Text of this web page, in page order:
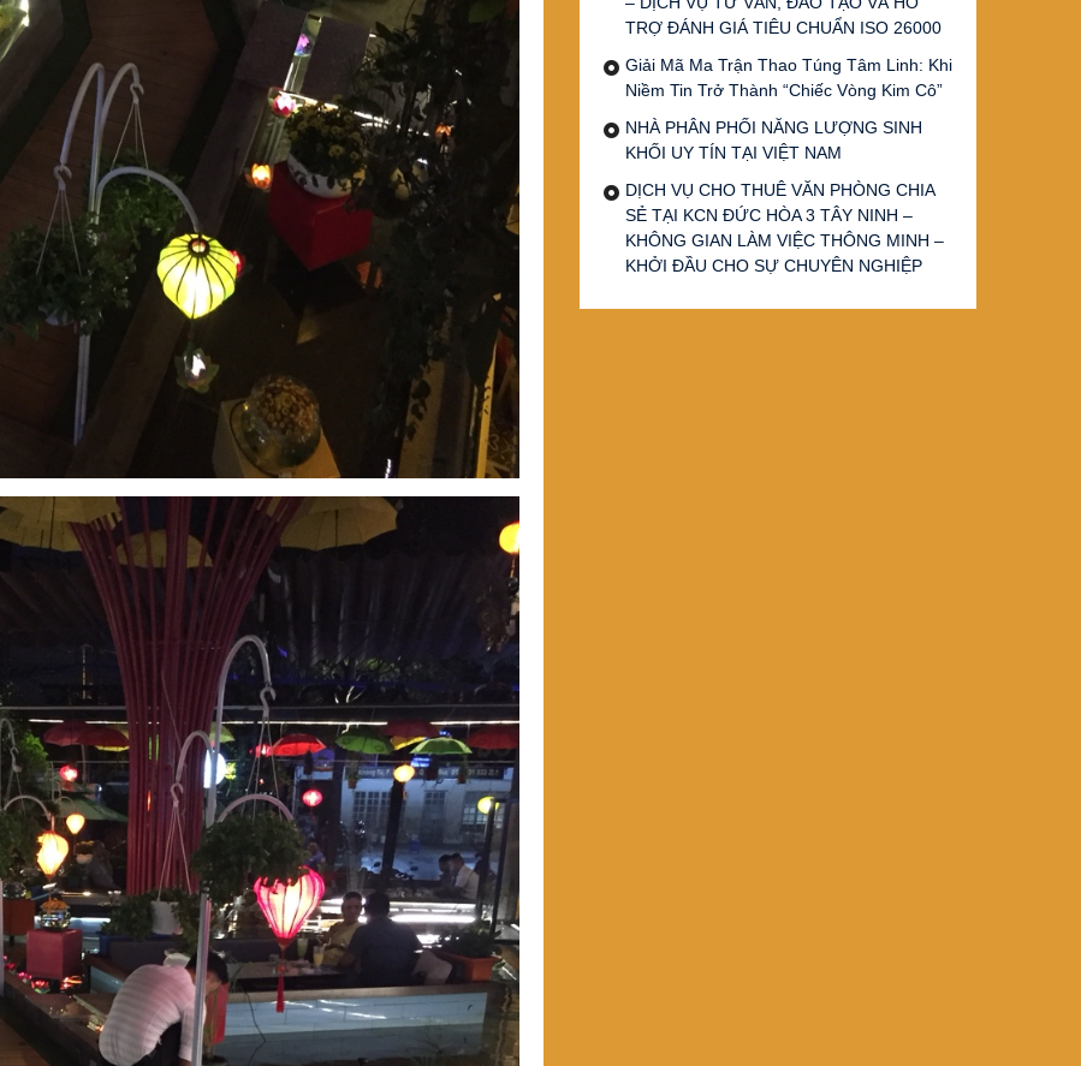
TRỢ ĐÁNH GIÁ TIÊU CHUẨN ISO 26000
Giải Mã Ma Trận Thao Túng Tâm Linh: Khi
Niềm Tin Trở Thành “Chiếc Vòng Kim Cô”
NHÀ PHÂN PHỐI NĂNG LƯỢNG SINH
KHỐI UY TÍN TẠI VIỆT NAM
DỊCH VỤ CHO THUÊ VĂN PHÒNG CHIA
SẺ TẠI KCN ĐỨC HÒA 3 TÂY NINH –
KHÔNG GIAN LÀM VIỆC THÔNG MINH –
KHỞI ĐẦU CHO SỰ CHUYÊN NGHIỆP